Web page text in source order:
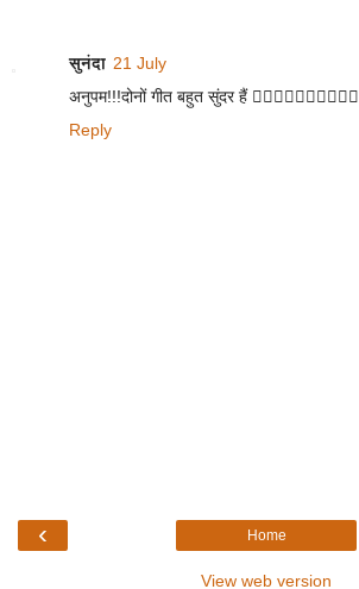
सुनंदा 21 July
अनुपम!!!दोनों गीत बहुत सुंदर हैं 👌🏻👌🏻👌🏻👌🏻👌🏻
Reply
‹ Home
View web version